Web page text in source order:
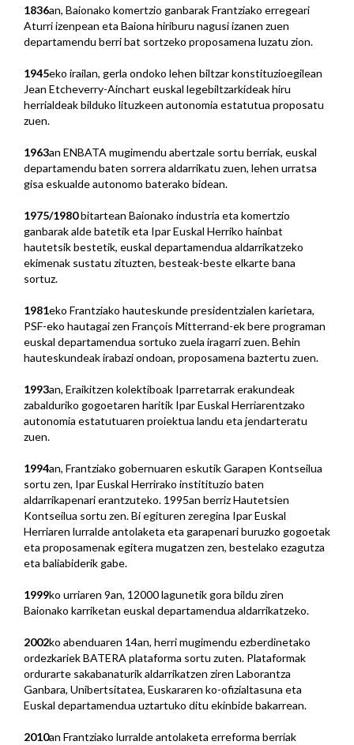
1836an, Baionako komertzio ganbarak Frantziako erregeari
Aturri izenpean eta Baiona hiriburu nagusi izanen zuen
departamendu berri bat sortzeko proposamena luzatu zion.
1945eko irailan, gerla ondoko lehen biltzar konstituzioegilean
Jean Etcheverry-Ainchart euskal legebiltzarkideak hiru
herrialdeak bilduko lituzkeen autonomia estatutua proposatu
zuen.
1963an ENBATA mugimendu abertzale sortu berriak, euskal
departamendu baten sorrera aldarrikatu zuen, lehen urratsa
gisa eskualde autonomo baterako bidean.
1975/1980bitartean Baionako industria eta komertzio
ganbarak alde batetik eta Ipar Euskal Herriko hainbat
hautetsik bestetik, euskal departamendua aldarrikatzeko
ekimenak sustatu zituzten, besteak-beste elkarte bana
sortuz.
1981eko Frantziako hauteskunde presidentzialen karietara,
PSF-eko hautagai zen François Mitterrand-ek bere programan
euskal departamendua sortuko zuela iragarri zuen. Behin
hauteskundeak irabazi ondoan, proposamena baztertu zuen.
1993an, Eraikitzen kolektiboak Iparretarrak erakundeak
zabalduriko gogoetaren haritik Ipar Euskal Herriarentzako
autonomia estatutuaren proiektua landu eta jendarteratu
zuen.
1994an, Frantziako gobernuaren eskutik Garapen Kontseilua
sortu zen, Ipar Euskal Herrirako institituzio baten
aldarrikapenari erantzuteko. 1995an berriz Hautetsien
Kontseilua sortu zen. Bi egituren zeregina Ipar Euskal
Herriaren lurralde antolaketa eta garapenari buruzko gogoetak
eta proposamenak egitera mugatzen zen, bestelako ezagutza
eta baliabiderik gabe.
1999ko urriaren 9an, 12000 lagunetik gora bildu ziren
Baionako karriketan euskal departamendua aldarrikatzeko.
2002ko abenduaren 14an, herri mugimendu ezberdinetako
ordezkariek BATERA plataforma sortu zuten. Plataformak
ordurarte sakabanaturik aldarrikatzen ziren Laborantza
Ganbara, Unibertsitatea, Euskararen ko-ofizialtasuna eta
Euskal departamendua uztartuko ditu ekinbide bakarrean.
2010an Frantziako lurralde antolaketa erreforma berriak